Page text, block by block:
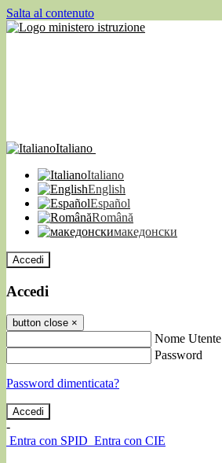
Salta al contenuto
Italiano
Italiano
English
Español
Română
македонски
Accedi
Accedi
button close ×
Nome Utente
Password
Password dimenticata?
-
Entra con SPID Entra con CIE